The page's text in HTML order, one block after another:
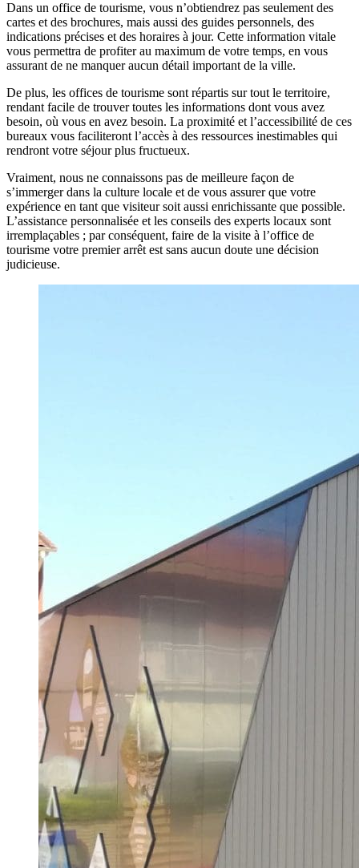
Dans un office de tourisme, vous n’obtiendrez pas seulement des
cartes et des brochures, mais aussi des guides personnels, des
indications précises et des horaires à jour. Cette information vitale
vous permettra de profiter au maximum de votre temps, en vous
assurant de ne manquer aucun détail important de la ville.
De plus, les offices de tourisme sont répartis sur tout le territoire,
rendant facile de trouver toutes les informations dont vous avez
besoin, où vous en avez besoin. La proximité et l’accessibilité de ces
bureaux vous faciliteront l’accès à des ressources inestimables qui
rendront votre séjour plus fructueux.
Vraiment, nous ne connaissons pas de meilleure façon de
s’immerger dans la culture locale et de vous assurer que votre
expérience en tant que visiteur soit aussi enrichissante que possible.
L’assistance personnalisée et les conseils des experts locaux sont
irremplaçables ; par conséquent, faire de la visite à l’office de
tourisme votre premier arrêt est sans aucun doute une décision
judicieuse.